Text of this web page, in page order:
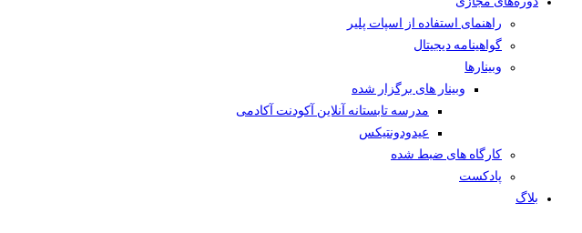
راهنمای استفاده از اسپات پلیر
گواهینامه دیجیتال
وبینار‌ها
وبینار های برگزار شده
مدرسه تابستانه آنلاین آکودنت آکادمی
عیدودونتیکس
کارگاه های ضبط شده
پادکست
بلاگ